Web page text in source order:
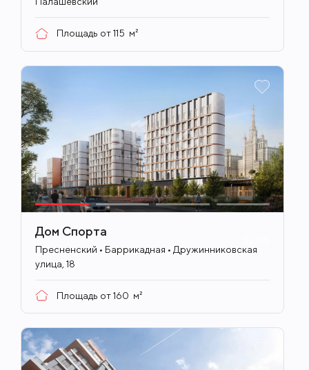
Площадь от115 м²
Дом Спорта
Пресненский • Баррикадная • Дружинниковская
улица, 18
Площадь от160 м²